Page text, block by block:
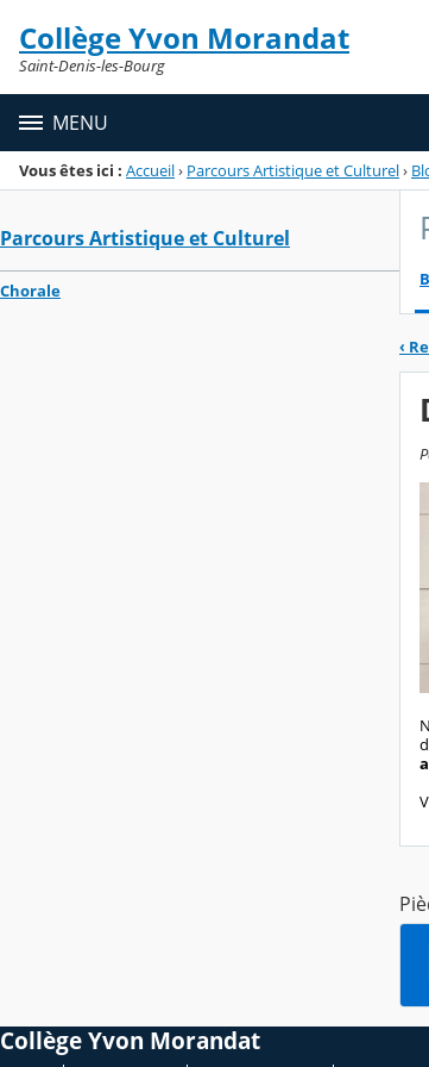
Menu de la rubrique
Contenu
Collège Yvon Morandat
Saint-Denis-les-Bourg
MENU
Vous êtes ici : Accueil› Parcours Artistique et Culturel›
Parcours Artistique et Culturel
Chorale
‹
Collège Yvon Morandat